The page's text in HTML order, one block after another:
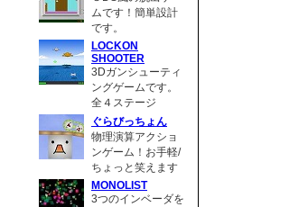
ムです！簡単設計
です。
LOCKON
SHOOTER
3Dガンシューティ
ングゲームです。
全４ステージ
ぐらびっちょん
物理演算アクショ
ンゲーム！お手軽/
ちょっと笑えます
MONOLIST
3つのインベーダを